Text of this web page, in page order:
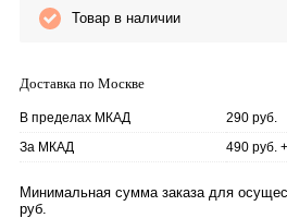
Товар в наличии
Доставка по Москве
В пределах МКАД
290 руб.
За МКАД
490 руб.
Минимальная сумма заказа для
руб.